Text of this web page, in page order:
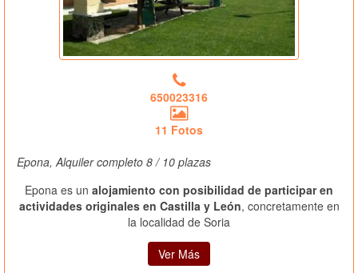
650023316
11 Fotos
Epona, Alquiler completo 8 / 10 plazas
Epona es un alojamiento con posibilidad de participar en
actividades originales en Castilla y León, concretamente en
la localidad de Soria
Ver Más